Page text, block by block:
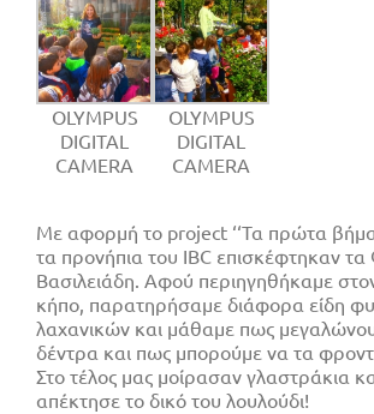
OLYMPUS
DIGITAL
CAMERA
OLYMPUS
DIGITAL
CAMERA
Με αφορμή το project ‘‘Τα πρώτα
τα προνήπια του IBC επισκέφτηκαν
Βασιλειάδη. Αφού περιηγηθήκαμε
κήπο, παρατηρήσαμε διάφορα είδη
λαχανικών και μάθαμε πως
δέντρα και πως μπορούμε να τα
Στο τέλος μας μοίρασαν γλαστράκια
απέκτησε το δικό του λουλούδι!